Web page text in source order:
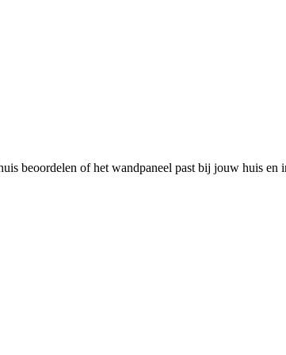
beoordelen of het wandpaneel past bij jouw huis